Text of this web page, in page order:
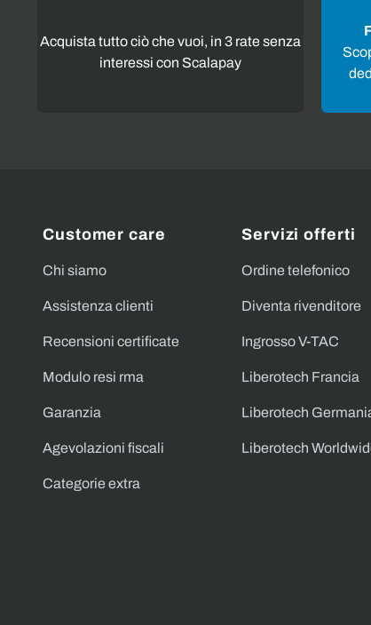
Acquista tutto ciò che vuoi, in 3 rate senza
interessi con Scalapay
Customer care
Chi siamo
Assistenza clienti
Recensioni certificate
Modulo resi rma
Garanzia
Agevolazioni fiscali
Categorie extra
Servizi offerti
Ordine telefonico
Diventa rivenditore
Ingrosso V-TAC
Liberotech Francia
Liberotech
Liberotech